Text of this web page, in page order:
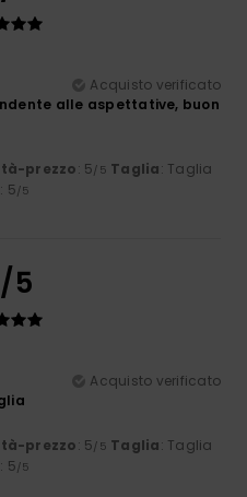
Acquisto verificato
alle aspettative, buon
prezzo: 5/5 Taglia: Taglia
: 5/5
/5
Acquisto verificato
prezzo: 5/5 Taglia: Taglia
: 5/5